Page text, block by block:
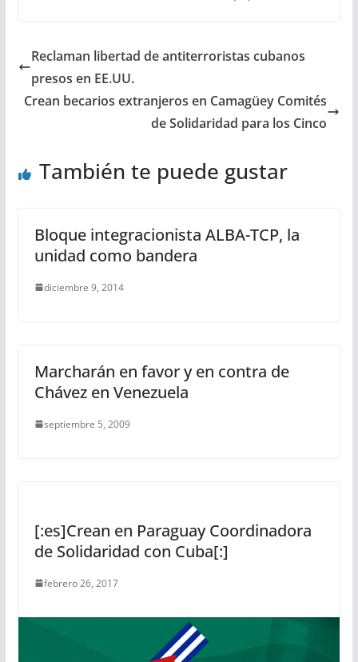
Reclaman libertad de antiterroristas cubanos
presos en EE.UU.
Crean becarios extranjeros en Camagüey Comités
de Solidaridad para los Cinco
También te puede gustar
Bloque integracionista ALBA-TCP, la
unidad como bandera
diciembre 9, 2014
Marcharán en favor y en contra de
Chávez en Venezuela
septiembre 5, 2009
[:es]Crean en Paraguay Coordinadora
de Solidaridad con Cuba[:]
febrero 26, 2017